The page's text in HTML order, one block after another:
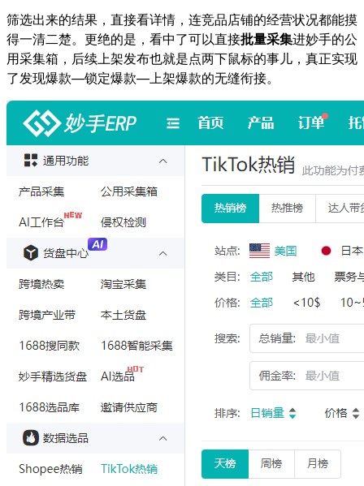
筛选出来的结果，直接看详情，连竞品店铺的经营状况都能摸
得一清二楚。更绝的是，看中了可以直接批量采集进妙手的公
用采集箱，后续上架发布也就是点两下鼠标的事儿，真正实现
了发现爆款—锁定爆款—上架爆款的无缝衔接。